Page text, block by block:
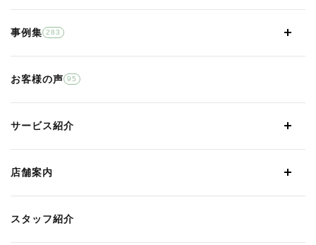
事例集 283
お客様の声 95
サービス紹介
店舗案内
スタッフ紹介